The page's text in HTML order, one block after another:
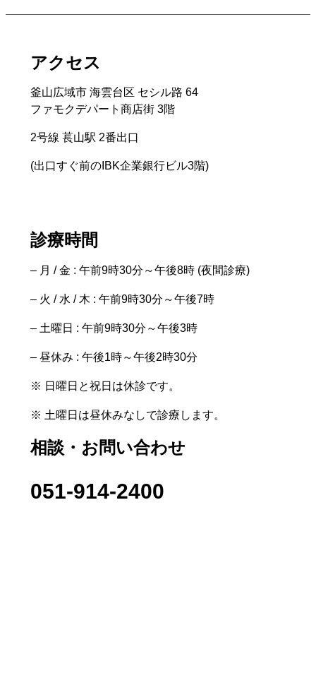
アクセス
釜山広域市 海雲台区 セシル路 64
ファモクデパート商店街 3階
2号線 萇山駅 2番出口
(出口すぐ前のIBK企業銀行ビル3階)
診療時間
– 月 / 金 : 午前9時30分～午後8時 (夜間診療)
– 火 / 水 / 木 : 午前9時30分～午後7時
– 土曜日 : 午前9時30分～午後3時
– 昼休み : 午後1時～午後2時30分
※ 日曜日と祝日は休診です。
※ 土曜日は昼休みなしで診療します。
相談・お問い合わせ
051-914-2400